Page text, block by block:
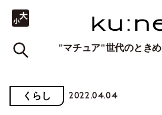
"マチュア"世代のときめ
くらし 2022.04.04